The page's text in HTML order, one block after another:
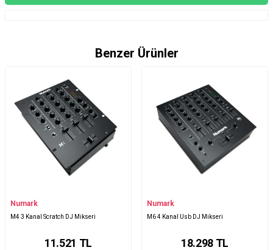
Benzer Ürünler
Numark
M4 3 Kanal Scratch DJ Mikseri
11.521 TL
Numark
M6 4 Kanal Usb DJ Mikseri
18.298TL